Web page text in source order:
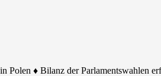
♦ Bilanz der Parlamentswahlen